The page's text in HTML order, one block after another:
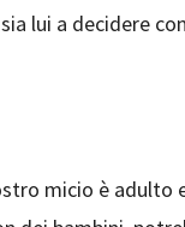
lui a decidere
micio è adulto